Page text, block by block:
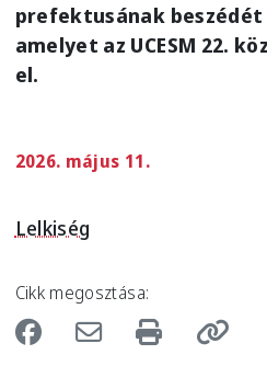
prefektusának
amelyet az UCESM 22.
el.
2026. május 11.
Lelkiség
Cikk megosztása: